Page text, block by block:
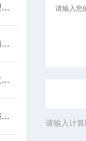
超声波金属雾化设备核心原理与应用场景
超声波液体分散设备实操指南：细节把控与工艺优化
揭秘超声波液体处理设备的技术奥秘
超声波液体分散设备的原理与应用解析
请输入计